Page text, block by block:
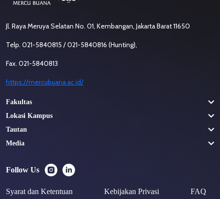
Jl. Raya Meruya Selatan No. 01, Kembangan, Jakarta Barat 11650
Telp. 021-5840815 / 021-5840816 (Hunting),
Fax. 021-5840813
https://mercubuana.ac.id/
Fakultas
Lokasi Kampus
Tautan
Media
Follow Us
Syarat dan Ketentuan Kebijakan Privasi FAQ